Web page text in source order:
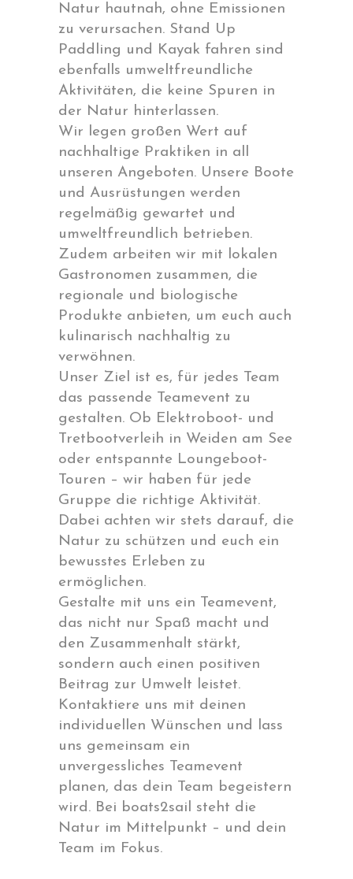
Natur hautnah, ohne Emissionen
zu verursachen. Stand Up
Paddling und Kayak fahren sind
ebenfalls umweltfreundliche
Aktivitäten, die keine Spuren in
der Natur hinterlassen.
Wir legen großen Wert auf
nachhaltige Praktiken in all
unseren Angeboten. Unsere Boote
und Ausrüstungen werden
regelmäßig gewartet und
umweltfreundlich betrieben.
Zudem arbeiten wir mit lokalen
Gastronomen zusammen, die
regionale und biologische
Produkte anbieten, um euch auch
kulinarisch nachhaltig zu
verwöhnen.
Unser Ziel ist es, für jedes Team
das passende Teamevent zu
gestalten. Ob Elektroboot- und
Tretbootverleih in Weiden am See
oder entspannte Loungeboot-
Touren – wir haben für jede
Gruppe die richtige Aktivität.
Dabei achten wir stets darauf, die
Natur zu schützen und euch ein
bewusstes Erleben zu
ermöglichen.
Gestalte mit uns ein Teamevent,
das nicht nur Spaß macht und
den Zusammenhalt stärkt,
sondern auch einen positiven
Beitrag zur Umwelt leistet.
Kontaktiere uns mit deinen
individuellen Wünschen und lass
uns gemeinsam ein
unvergessliches Teamevent
planen, das dein Team begeistern
wird. Bei boats2sail steht die
Natur im Mittelpunkt – und dein
Team im Fokus.